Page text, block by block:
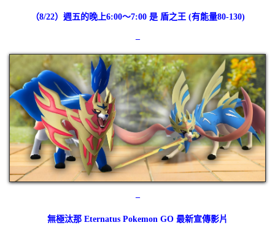
（8/22）週五的晚上6:00～7:00 是 盾之王 (有能量80-130)
–
–
無極汰那 Eternatus Pokemon GO 最新宣傳影片